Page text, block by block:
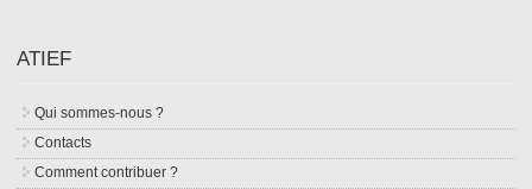
ATIEF
Qui sommes-nous ?
Contacts
Comment contribuer ?